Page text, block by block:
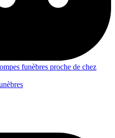
funèbres proche de chez